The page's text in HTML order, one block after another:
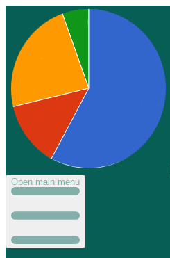
Open main menu